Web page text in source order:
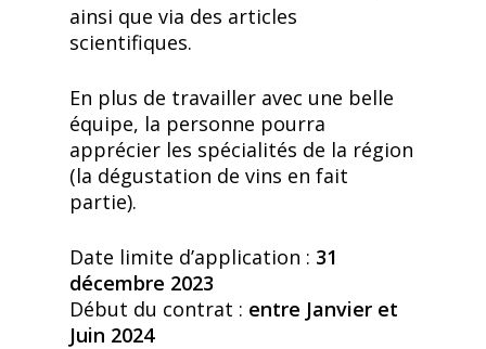
ainsi que via des articles
scientifiques.
En plus de travailler avec une belle
équipe, la personne pourra
apprécier les spécialités de la région
(la dégustation de vins en fait
partie).
Date limite d’application : 31
décembre 2023
Début du contrat : entre Janvier et
Juin 2024